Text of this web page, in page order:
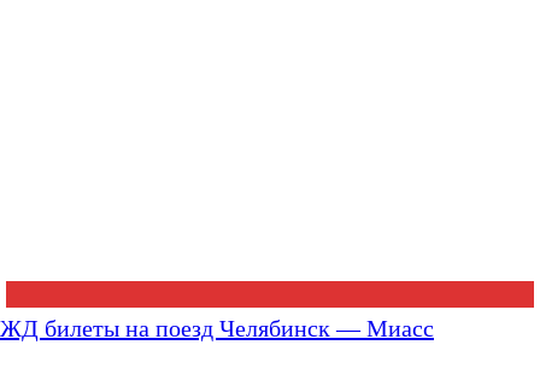
ЖД билеты на поезд Челябинск — Миасс